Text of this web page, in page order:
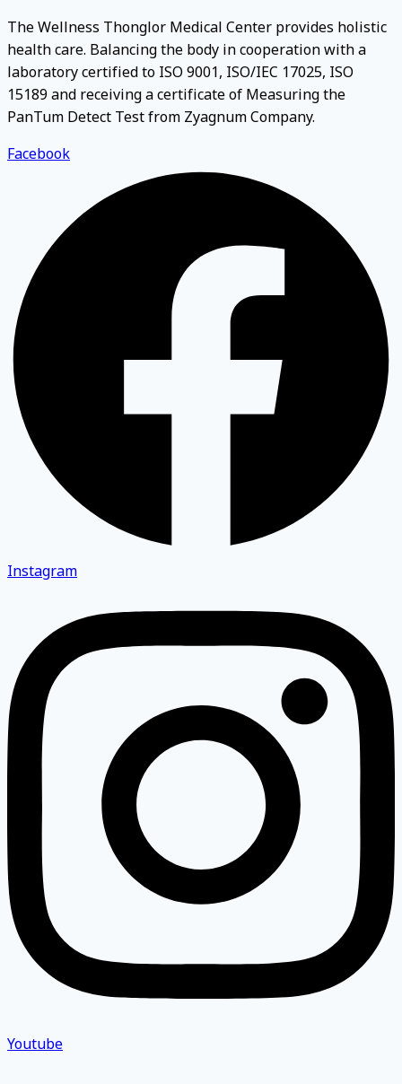
The Wellness Thonglor Medical Center provides holistic
health care. Balancing the body in cooperation with a
laboratory certified to ISO 9001, ISO/IEC 17025, ISO
15189 and receiving a certificate of Measuring the
PanTum Detect Test from Zyagnum Company.
Facebook
Instagram
Youtube